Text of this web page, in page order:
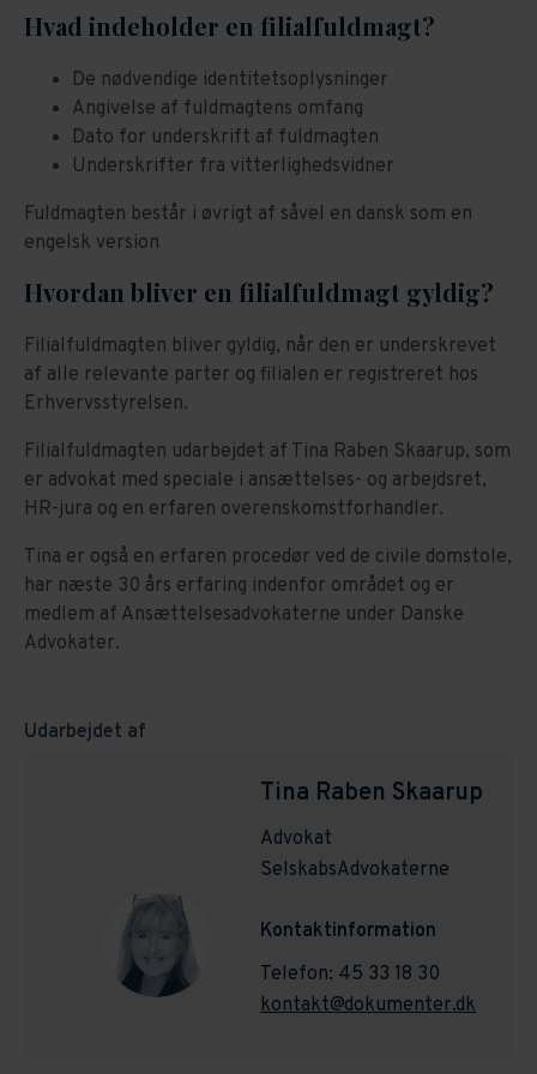
Hvad indeholder en filialfuldmagt?
De nødvendige identitetsoplysninger
Angivelse af fuldmagtens omfang
Dato for underskrift af fuldmagten
Underskrifter fra vitterlighedsvidner
Fuldmagten består i øvrigt af såvel en dansk som en
engelsk version
Hvordan bliver en filialfuldmagt gyldig?
Filialfuldmagten bliver gyldig, når den er underskrevet
af alle relevante parter og filialen er registreret hos
Erhvervsstyrelsen.
Filialfuldmagten udarbejdet af Tina Raben Skaarup, som
er advokat med speciale i ansættelses- og arbejdsret,
HR-jura og en erfaren overenskomstforhandler.
Tina er også en erfaren procedør ved de civile domstole,
har næste 30 års erfaring indenfor området og er
medlem af Ansættelsesadvokaterne under Danske
Advokater.
Udarbejdet af
Tina Raben Skaarup
Advokat
SelskabsAdvokaterne
Kontaktinformation
Telefon: 45 33 18 30
kontakt@dokumenter.dk